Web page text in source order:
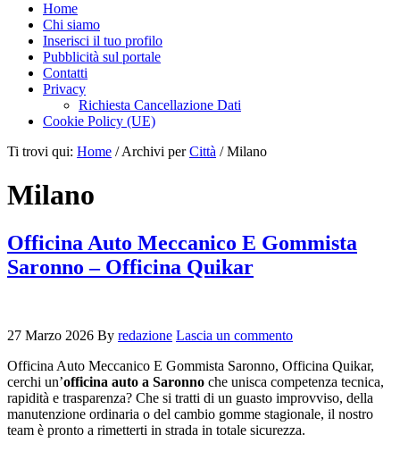
Home
Chi siamo
Inserisci il tuo profilo
Pubblicità sul portale
Contatti
Privacy
Richiesta Cancellazione Dati
Cookie Policy (UE)
Ti trovi qui: Home /Archivi perCittà /Milano
Milano
Officina Auto Meccanico E Gommista
Saronno – Officina Quikar
27 Marzo 2026 By redazione Lascia un commento
Officina Auto Meccanico E Gommista Saronno, Officina Quikar,
cerchi un’officina auto a Saronno che unisca competenza tecnica,
rapidità e trasparenza? Che si tratti di un guasto improvviso, della
manutenzione ordinaria o del cambio gomme stagionale, il nostro
team è pronto a rimetterti in strada in totale sicurezza.